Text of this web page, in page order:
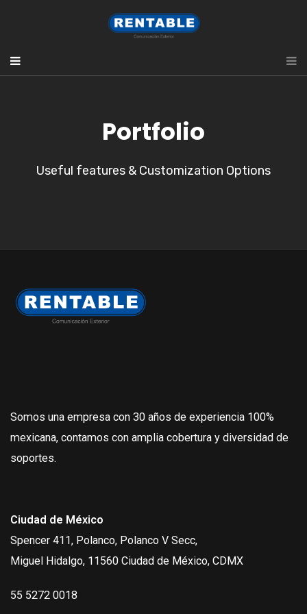
Portfolio
Useful features & Customization Options
Somos una empresa con 30 años de experiencia 100%
mexicana, contamos con amplia cobertura y diversidad de
soportes.
Ciudad de México
Spencer 411, Polanco, Polanco V Secc,
Miguel Hidalgo, 11560 Ciudad de México, CDMX
55 5272 0018